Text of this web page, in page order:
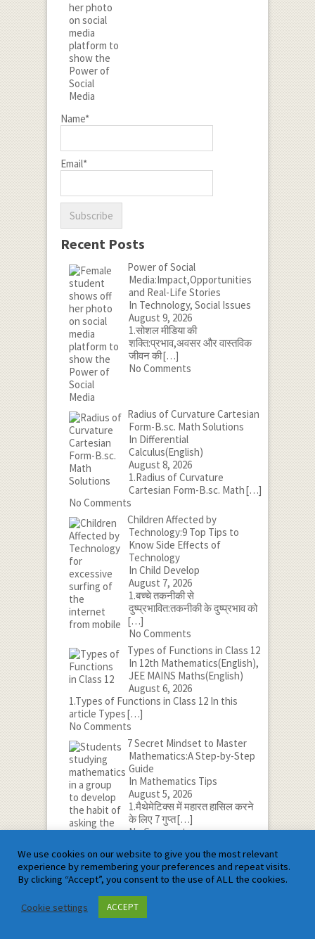
Name*
Email*
Recent Posts
Power of Social
Media:Impact,Opportunities
and Real-Life Stories
In Technology, Social Issues
August 9, 2026
1.सोशल मीडिया की
शक्ति:प्रभाव,अवसर और वास्तविक
जीवन की[…]
No Comments
Radius of Curvature Cartesian
Form-B.sc. Math Solutions
In Differential
Calculus(English)
August 8, 2026
1.Radius of Curvature
Cartesian Form-B.sc. Math[…]
No Comments
Children Affected by
Technology:9 Top Tips to
Know Side Effects of
Technology
In Child Develop
August 7, 2026
1.बच्चे तकनीकी से
दुष्प्रभावित:तकनीकी के दुष्प्रभाव को
[…]
No Comments
Types of Functions in Class 12
In 12th Mathematics(English),
JEE MAINS Maths(English)
August 6, 2026
1.Types of Functions in Class 12 In this
article Types[…]
No Comments
7 Secret Mindset to Master
Mathematics:A Step-by-Step
Guide
In Mathematics Tips
August 5, 2026
1.मैथेमेटिक्स में महारत हासिल करने
के लिए 7 गुप्त[…]
No Comments
We use cookies on our website to give you the most relevant
experience by remembering your preferences and repeat visits.
By clicking “Accept”, you consent to the use of ALL the cookies.
Cookie settings ACCEPT